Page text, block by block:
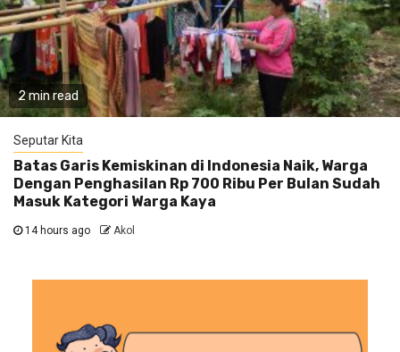
2 min read
Seputar Kita
Batas Garis Kemiskinan di Indonesia Naik, Warga
Dengan Penghasilan Rp 700 Ribu Per Bulan Sudah
Masuk Kategori Warga Kaya
14 hours ago Akol